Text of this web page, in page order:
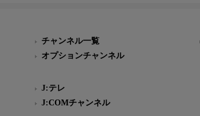
チャンネル一覧
オプションチャンネル
J:テレ
J:COMチャンネル